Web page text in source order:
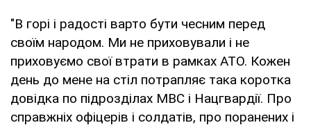
"В горі і радості варто бути чесним перед
своїм народом. Ми не приховували і не
приховуємо свої втрати в рамках АТО. Кожен
день до мене на стіл потрапляє така коротка
довідка по підрозділах МВС і Нацгвардії. Про
справжніх офіцерів і солдатів, про поранених і